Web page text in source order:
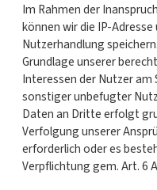
Im Rahmen der
können wir die IP-
Nutzerhandlung
Grundlage unserer
Interessen der Nutzer am
sonstiger unbefugter
Daten an Dritte erfolgt
Verfolgung unserer
erforderlich oder es
Verpflichtung gem. Art. 6